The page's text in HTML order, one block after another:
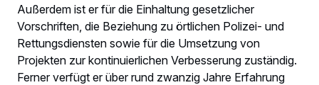
Außerdem ist er für die Einhaltung gesetzlicher
Vorschriften, die Beziehung zu örtlichen Polizei- und
Rettungsdiensten sowie für die Umsetzung von
Projekten zur kontinuierlichen Verbesserung zuständig.
Ferner verfügt er über rund zwanzig Jahre Erfahrung